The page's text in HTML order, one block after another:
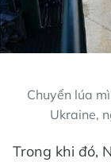
Chuyển lúa
Ukraine,
Trong khi đó,